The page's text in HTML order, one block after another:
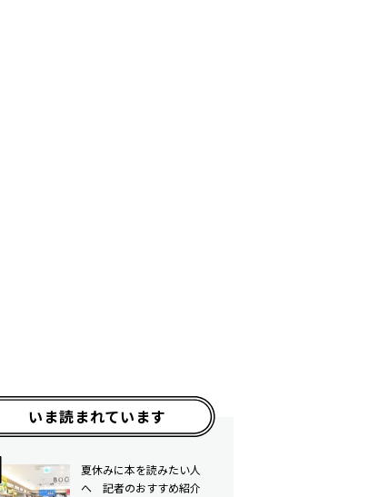
いま読まれています
夏休みに本を読みたい人
へ 記者のおすすめ紹介